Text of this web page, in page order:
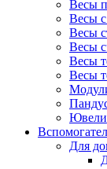
Весы
Весы с
Весы
Весы
Весы
Весы
Для